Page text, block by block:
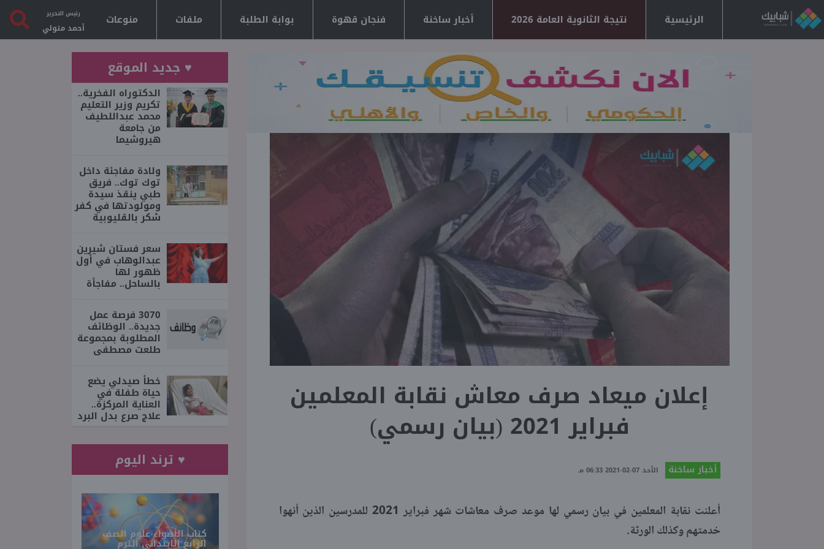
الرئيسية نتيجة الثانوية العامة 2026 أخبار ساخنة فنجان قهوة بوابة الطلبة ملفات منوعات رئيس التحرير
أحمد متولي
إعلان ميعاد صرف معاش نقابة المعلمين
فبراير 2021 (بيان رسمي)
أخبار ساخنة الأحد 07-02-2021 06:33 مـ
أعلنت نقابة المعلمين في بيان رسمي لها موعد صرف معاشات شهر فبراير 2021 للمدرسين الذين أنهوا
خدمتهم وكذلك الورثة.
♥ جديد الموقع
الدكتوراه الفخرية..
تكريم وزير التعليم
محمد عبداللطيف
من جامعة
هيروشيما
ولادة مفاجئة داخل
توك توك.. فريق
طبي ينقذ سيدة
ومولودتها في كفر
شكر بالقليوبية
سعر فستان شيرين
عبدالوهاب في أول
ظهور لها
بالساحل.. مفاجأة
3070 فرصة عمل
جديدة.. الوظائف
المطلوبة بمجموعة
طلعت مصطفى
خطأ صيدلي يضع
حياة طفلة في
العناية المركزة..
علاج صرع بدل البرد
♥ ترند اليوم
كتاب الأضواء علوم الصف
الرابع الابتدائي الترم